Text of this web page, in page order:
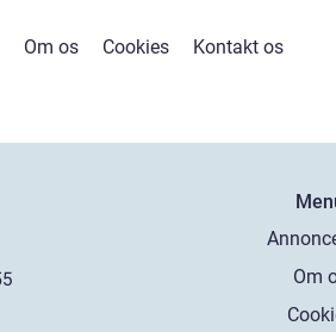
Om os Cookies Kontakt os
Om